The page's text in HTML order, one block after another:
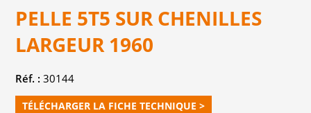
PELLE 5T5 SUR CHENILLES
LARGEUR 1960
Réf. : 30144
TÉLÉCHARGER LA FICHE TECHNIQUE >